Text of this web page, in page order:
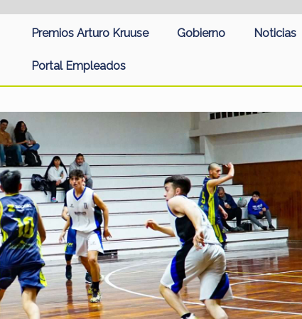
Premios Arturo Kruuse Gobierno Noticias
Portal Empleados